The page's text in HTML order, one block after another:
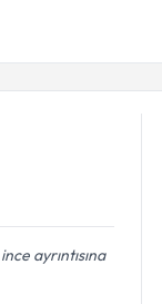
ayrıntısına